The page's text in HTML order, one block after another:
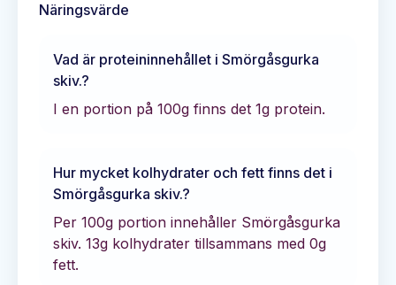
Näringsvärde
Vad är proteininnehållet i Smörgåsgurka
skiv.?
I en portion på 100g finns det 1g protein.
Hur mycket kolhydrater och fett finns det i
Smörgåsgurka skiv.?
Per 100g portion innehåller Smörgåsgurka
skiv. 13g kolhydrater tillsammans med 0g
fett.